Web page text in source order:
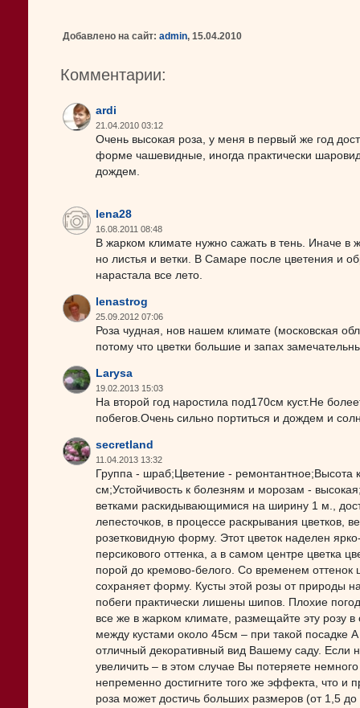
Добавлено на сайт: admin, 15.04.2010
Комментарии:
ardi
21.04.2010 03:12
Очень высокая роза, у меня в первый же год
форме чашевидные, иногда практически
дождем.
lena28
16.08.2011 08:48
В жарком климате нужно сажать в тень. Иначе в
но листья и ветки. В Самаре после цветения и
нарастала все лето.
lenastrog
25.09.2012 07:06
Роза чудная, нов нашем климате (московская
потому что цветки большие и запах
Larysa
19.02.2013 15:03
На второй год наростила под170см куст.Не
побегов.Очень сильно портиться и дождем и
secretland
11.04.2013 13:32
Группа - шраб;Цветение - ремонтантное;Высота
см;Устойчивость к болезням и морозам -
ветками раскидывающимися на ширину 1 м.,
лепесточков, в процессе раскрывания цветков,
розетковидную форму. Этот цветок наделен
персикового оттенка, а в самом центре цветка
порой до кремово-белого. Со временем оттенок
сохраняет форму. Кусты этой розы от природы
побеги практически лишены шипов. Плохие
все же в жарком климате, размещайте эту розу
между кустами около 45см – при такой посадке
отличный декоративный вид Вашему саду. Если
увеличить – в этом случае Вы потеряете
непременно достигните того же эффекта, что
роза может достичь больших размеров (от 1,5